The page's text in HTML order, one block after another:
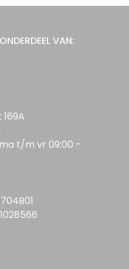
VAN:
t/m vr 09:00 -